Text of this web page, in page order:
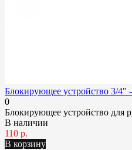
Блокирующее устройство 3/4"
0
Блокирующее устройство для
В наличии
110 р.
В корзину